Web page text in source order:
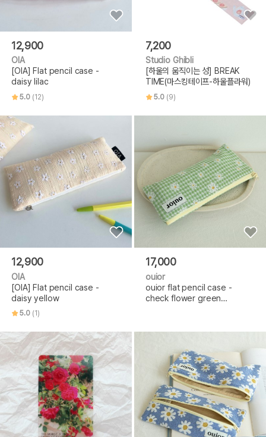
12,900
OIA
[OIA] Flat pencil case -
daisy lilac
5.0 (12)
7,200
Studio Ghibli
[하울의 움직이는 성] BREAK
TIME(마스킹테이프-하울플라워)
5.0 (9)
12,900
OIA
[OIA] Flat pencil case -
daisy yellow
5.0 (1)
17,000
ouior
ouior flat pencil case -
check flower green